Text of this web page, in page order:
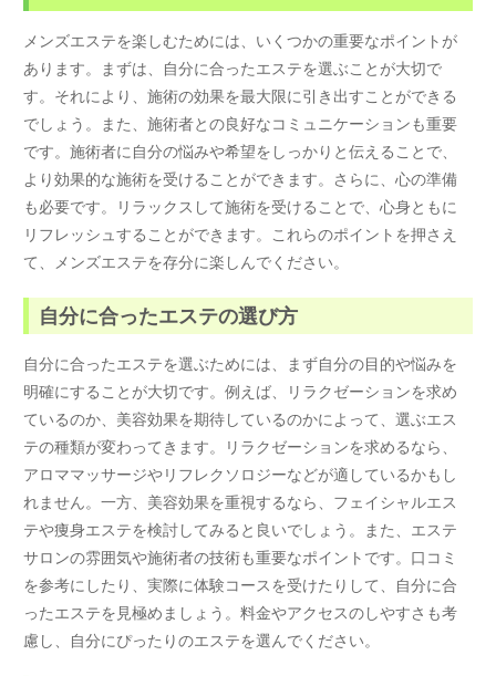
メンズエステを楽しむためには、いくつかの重要なポイントが
あります。まずは、自分に合ったエステを選ぶことが大切で
す。それにより、施術の効果を最大限に引き出すことができる
でしょう。また、施術者との良好なコミュニケーションも重要
です。施術者に自分の悩みや希望をしっかりと伝えることで、
より効果的な施術を受けることができます。さらに、心の準備
も必要です。リラックスして施術を受けることで、心身ともに
リフレッシュすることができます。これらのポイントを押さえ
て、メンズエステを存分に楽しんでください。
自分に合ったエステの選び方
自分に合ったエステを選ぶためには、まず自分の目的や悩みを
明確にすることが大切です。例えば、リラクゼーションを求め
ているのか、美容効果を期待しているのかによって、選ぶエス
テの種類が変わってきます。リラクゼーションを求めるなら、
アロママッサージやリフレクソロジーなどが適しているかもし
れません。一方、美容効果を重視するなら、フェイシャルエス
テや痩身エステを検討してみると良いでしょう。また、エステ
サロンの雰囲気や施術者の技術も重要なポイントです。口コミ
を参考にしたり、実際に体験コースを受けたりして、自分に合
ったエステを見極めましょう。料金やアクセスのしやすさも考
慮し、自分にぴったりのエステを選んでください。